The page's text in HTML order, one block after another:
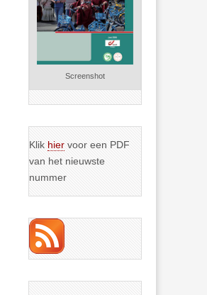
… >> lees meer
Screenshot
Klik hier voor een PDF
van het nieuwste
nummer